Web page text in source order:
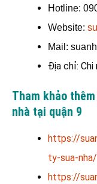
Hotline:
Website:
Mail:
Địa chỉ: Chi
Tham khảo
nhà tại quận 9
https://
ty-sua-nha/
https://